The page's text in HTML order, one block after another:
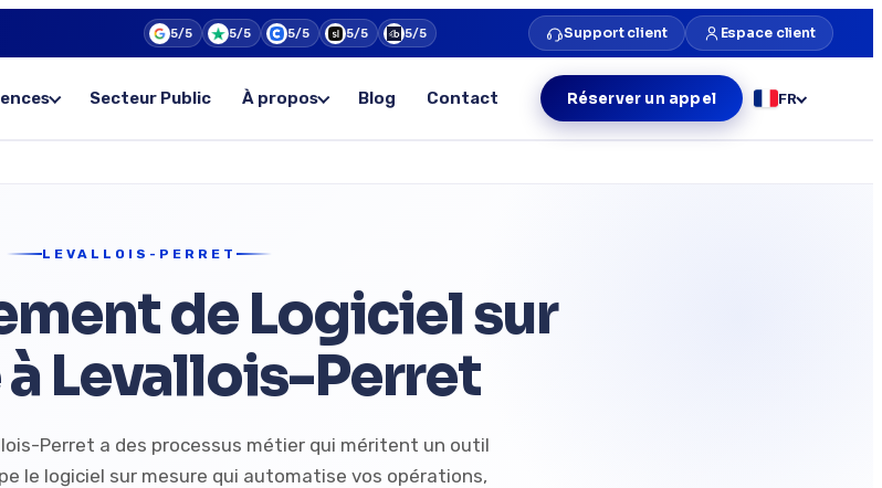
5/5 5/5 5/5 5/5 5/5 Support client Espace client
Secteur Public À propos Blog Contact Réserver un appel FR
LEVALLOIS-PERRET
de Logiciel sur
Levallois-Perret
Perret a des processus métier qui méritent un outil
le logiciel sur mesure qui automatise vos opérations,